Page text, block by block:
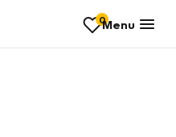
0Menu